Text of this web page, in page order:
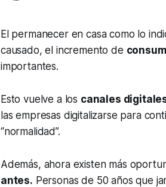
El permanecer en casa como lo
causado, el incremento de
importantes.
Esto vuelve a los canales
las empresas digitalizarse para
“normalidad”.
Además, ahora existen más
antes. Personas de 50 años que